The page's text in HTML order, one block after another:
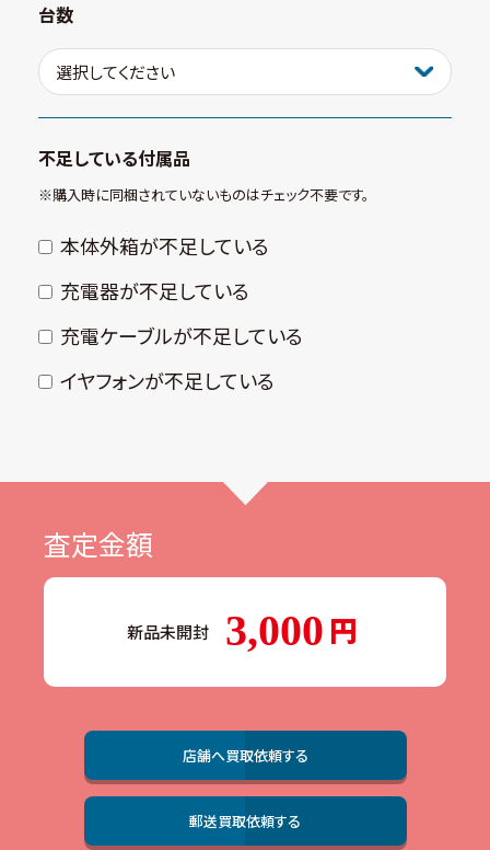
台数
不足している付属品
※購⼊時に同梱されていないものはチェック不要です。
本体外箱が不⾜している
充電器が不⾜している
充電ケーブルが不⾜している
イヤフォンが不⾜している
査定金額
新品未開封 3,000
店舗へ買取依頼する
郵送買取依頼する